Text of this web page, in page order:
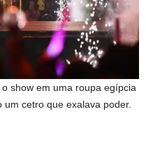
show em uma roupa egípcia
cetro que exalava poder.